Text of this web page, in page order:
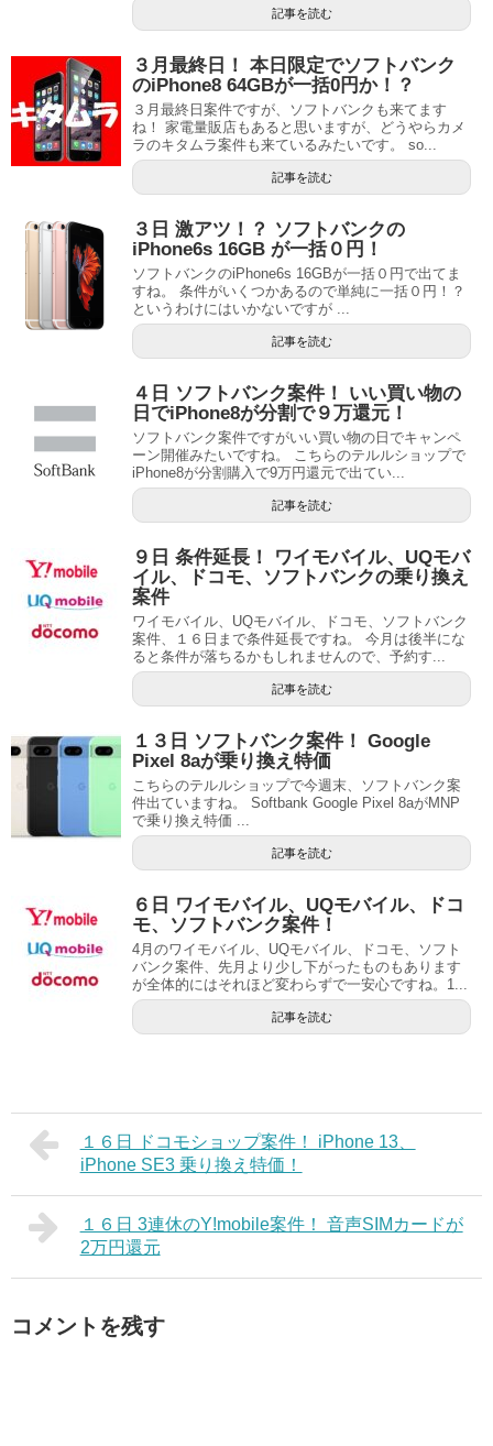
記事を読む
３月最終日！ 本日限定でソフトバンク
のiPhone8 64GBが一括0円か！？
３月最終日案件ですが、ソフトバンクも来てます
ね！ 家電量販店もあると思いますが、どうやらカメ
ラのキタムラ案件も来ているみたいです。 so...
記事を読む
３日 激アツ！？ ソフトバンクの
iPhone6s 16GB が一括０円！
ソフトバンクのiPhone6s 16GBが一括０円で出てま
すね。 条件がいくつかあるので単純に一括０円！？
というわけにはいかないですが ...
記事を読む
４日 ソフトバンク案件！ いい買い物の
日でiPhone8が分割で９万還元！
ソフトバンク案件ですがいい買い物の日でキャンペ
ーン開催みたいですね。 こちらのテルルショップで
iPhone8が分割購入で9万円還元で出てい...
記事を読む
９日 条件延長！ ワイモバイル、UQモバ
イル、ドコモ、ソフトバンクの乗り換え
案件
ワイモバイル、UQモバイル、ドコモ、ソフトバンク
案件、１６日まで条件延長ですね。 今月は後半にな
ると条件が落ちるかもしれませんので、予約す...
記事を読む
１３日 ソフトバンク案件！ Google
Pixel 8aが乗り換え特価
こちらのテルルショップで今週末、ソフトバンク案
件出ていますね。 Softbank Google Pixel 8aがMNP
で乗り換え特価 ...
記事を読む
６日 ワイモバイル、UQモバイル、ドコ
モ、ソフトバンク案件！
4月のワイモバイル、UQモバイル、ドコモ、ソフト
バンク案件、先月より少し下がったものもあります
が全体的にはそれほど変わらずで一安心ですね。1...
記事を読む
１６日 ドコモショップ案件！ iPhone 13、
iPhone SE3 乗り換え特価！
１６日 3連休のY!mobile案件！ 音声SIMカードが
2万円還元
コメントを残す